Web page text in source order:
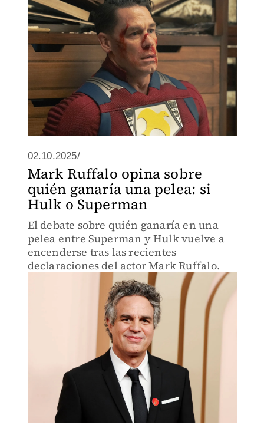
02.10.2025/
Mark Ruffalo opina sobre
quién ganaría una pelea: si
Hulk o Superman
El debate sobre quién ganaría en una
pelea entre Superman y Hulk vuelve a
encenderse tras las recientes
declaraciones del actor Mark Ruffalo.